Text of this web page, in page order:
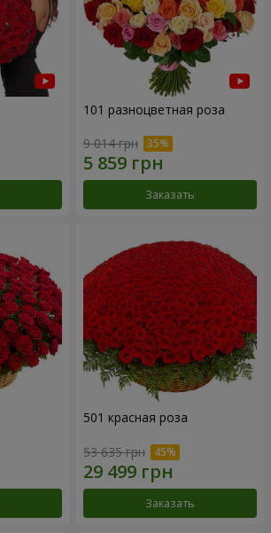
101 разноцветная роза
9 014 грн
Заказать
501 красная роза
53 635 грн
Заказать